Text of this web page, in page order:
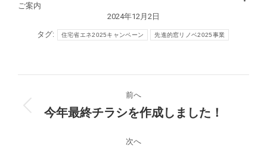
ご案内
2024年12月2日
タグ: 住宅省エネ2025キャンペーン 先進的窓リノベ2025事業
稿
前へ
前
投
今年最終チラシを作成しました！
次へ